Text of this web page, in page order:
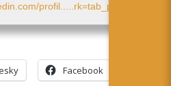
profil.....rk=tab_pro
Facebook